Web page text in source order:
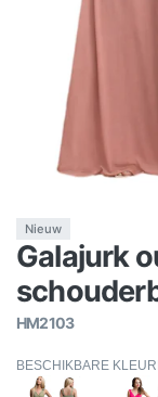
Nieuw
Galajurk
HM2103
BESCHIKBARE